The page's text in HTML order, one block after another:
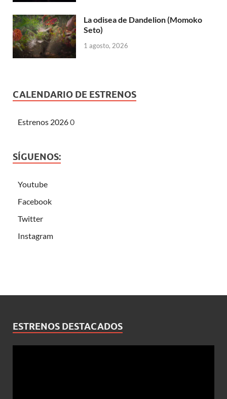
La odisea de Dandelion (Momoko
Seto)
1 agosto, 2026
CALENDARIO DE ESTRENOS
Estrenos 20260
SÍGUENOS:
Youtube
Facebook
Twitter
Instagram
ESTRENOS DESTACADOS